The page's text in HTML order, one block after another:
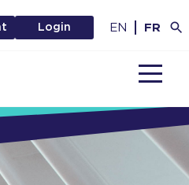
Login EN FR